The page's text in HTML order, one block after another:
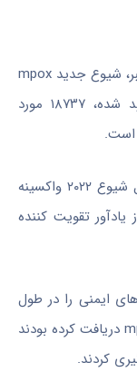
به گفته سازمان جهانی بهداشت، از اول سپتامبر، شیوع جدید mpox
در آفریقا منجر به بیش از ۵۲۶۵ مورد تأیید شده، ۱۸۷۳۷ مورد
مطالعه جدید نشان می‌دهد افرادی که در طول شیوع ۲۰۲۲ واکسینه
تقویت کننده
ایمنی را در طول
۱۲ ماه در ۴۵ نفر که در طول شیوع واکسن mpox دریافت کرده بودند
کردند.